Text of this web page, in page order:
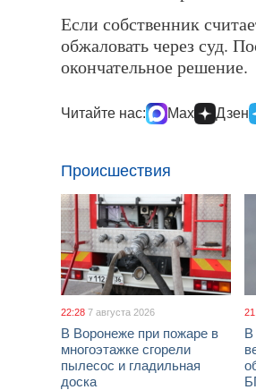
Если собственник
обжаловать через суд.
окончательное решение.
Читайте нас: Max Дзен
Происшествия
22:28 7 августа 2026
В Воронеже при пожаре в
многоэтажке сгорели
пылесос и гладильная
доска
В